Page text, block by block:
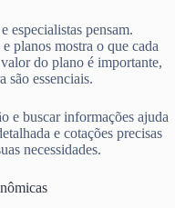
especialistas pensam.
planos mostra o que cada
do plano é importante,
são essenciais.
e buscar informações ajuda
e cotações precisas
necessidades.